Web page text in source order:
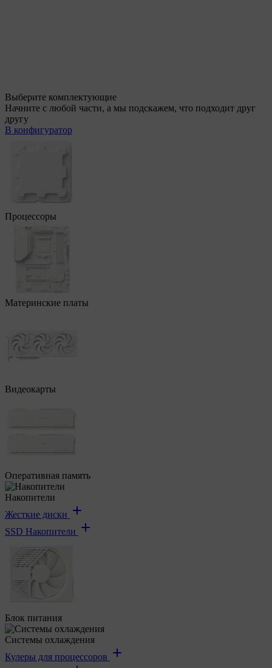
Выберите комплектующие
Начните с любой части, а мы подскажем, что подходит друг
другу
В конфигуратор
Процессоры
Материнские платы
Видеокарты
Оперативная память
Накопители
Жесткие диски
SSD Накопители
Блок питания
Системы охлаждения
Кулеры для процессоров